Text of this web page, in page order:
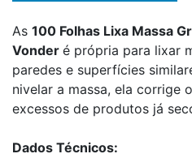
As 100 Folhas Lixa Massa
Vonder é própria para lixar
paredes e superfícies
nivelar a massa, ela corrige
excessos de produtos já
Dados Técnicos: